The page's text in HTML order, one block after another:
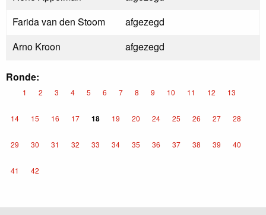
Farida van den Stoom
afgezegd
Arno Kroon
afgezegd
Ronde:
1 2 3 4 5 6 7 8 9 10 11 12 13
14 15 16 17 18 19 20 24 25 26 27 28
29 30 31 32 33 34 35 36 37 38 39 40
41 42